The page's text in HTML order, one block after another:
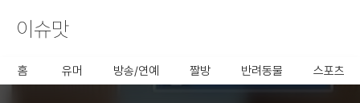
사용할 공유 링크를 선택 해 주
이슈맛
홈 유머 방송/연예 짤방 반려동물 스포츠